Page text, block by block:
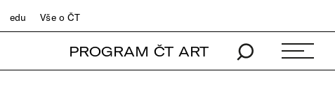
edu Vše o ČT
PROGRAM ČT ART